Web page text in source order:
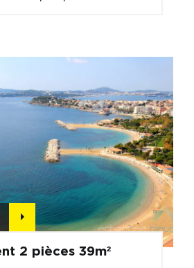
2 pièces 39m²